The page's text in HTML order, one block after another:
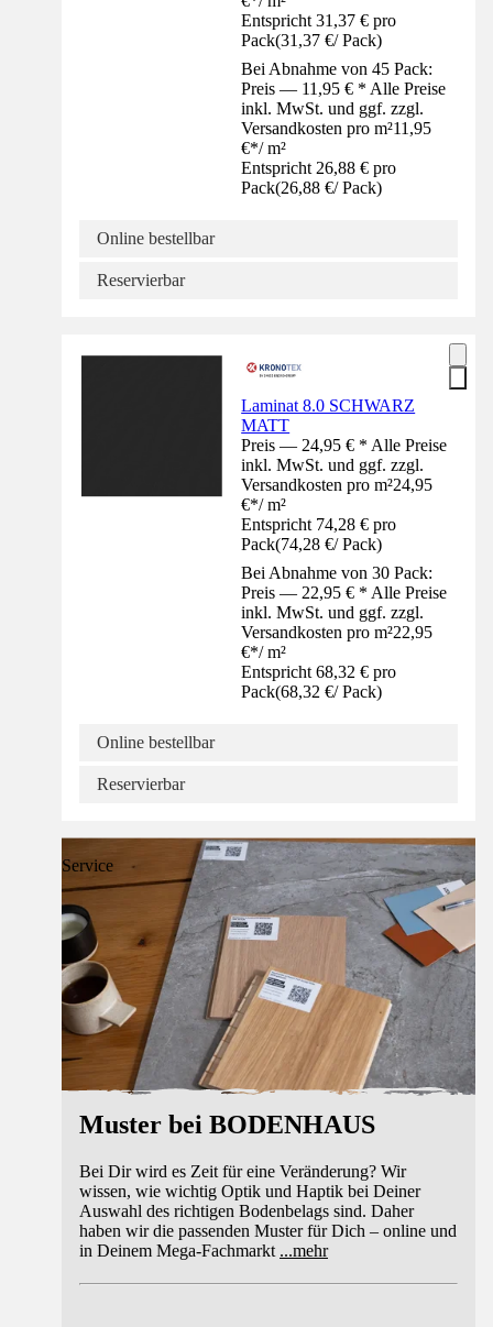
Entspricht 31,37 € pro
Pack(31,37 €/ Pack)
Bei Abnahme von 45 Pack:
Preis — 11,95 € * Alle Preise
inkl. MwSt. und ggf. zzgl.
Versandkosten pro m²11,95
€*/ m²
Entspricht 26,88 € pro
Pack(26,88 €/ Pack)
Online bestellbar
Reservierbar
Laminat 8.0 SCHWARZ
MATT
Preis — 24,95 € * Alle Preise
inkl. MwSt. und ggf. zzgl.
Versandkosten pro m²24,95
€*/ m²
Entspricht 74,28 € pro
Pack(74,28 €/ Pack)
Bei Abnahme von 30 Pack:
Preis — 22,95 € * Alle Preise
inkl. MwSt. und ggf. zzgl.
Versandkosten pro m²22,95
€*/ m²
Entspricht 68,32 € pro
Pack(68,32 €/ Pack)
Online bestellbar
Reservierbar
Service
Muster bei BODENHAUS
Bei Dir wird es Zeit für eine Veränderung? Wir
wissen, wie wichtig Optik und Haptik bei Deiner
Auswahl des richtigen Bodenbelags sind. Daher
haben wir die passenden Muster für Dich – online und
in Deinem Mega-Fachmarkt ...mehr